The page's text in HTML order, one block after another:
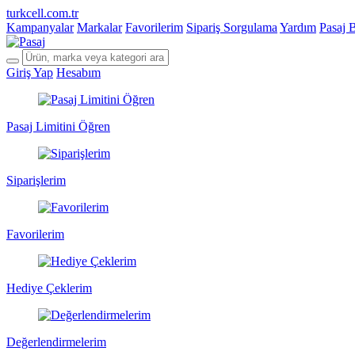
turkcell.com.tr
Kampanyalar Markalar Favorilerim Sipariş Sorgulama Yardım Pasaj
Giriş Yap Hesabım
Pasaj Limitini Öğren
Siparişlerim
Favorilerim
Hediye Çeklerim
Değerlendirmelerim